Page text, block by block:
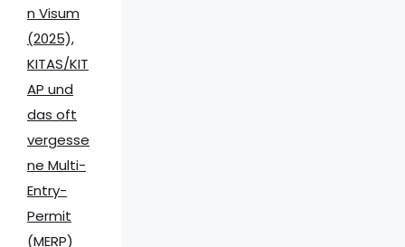
n Visum
(2025),
KITAS/KIT
AP und
das oft
vergesse
ne Multi-
Entry-
Permit
(MERP)